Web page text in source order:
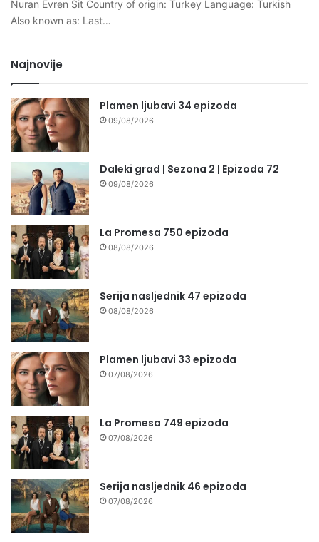
Nuran Evren Sit Country of origin: Turkey Language: Turkish
Also known as: Last…
Najnovije
Plamen ljubavi 34 epizoda
09/08/2026
Daleki grad | Sezona 2 | Epizoda 72
09/08/2026
La Promesa 750 epizoda
08/08/2026
Serija nasljednik 47 epizoda
08/08/2026
Plamen ljubavi 33 epizoda
07/08/2026
La Promesa 749 epizoda
07/08/2026
Serija nasljednik 46 epizoda
07/08/2026